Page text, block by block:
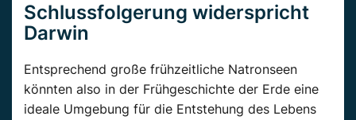
Schlussfolgerung widerspricht
Darwin
Entsprechend große frühzeitliche Natronseen
könnten also in der Frühgeschichte der Erde eine
ideale Umgebung für die Entstehung des Lebens